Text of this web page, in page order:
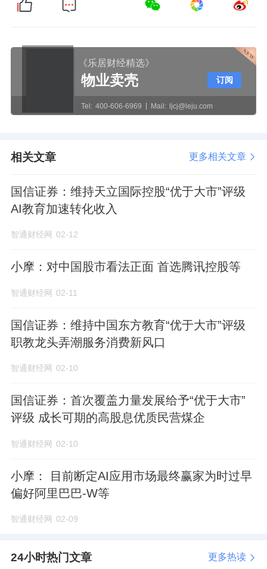
《乐居财经精选》
物业卖壳
Tel: 400-606-6969 Mail: ljcj@leju.com
订阅
相关文章 更多相关文章
国信证券：维持天立国际控股“优于大市”评级
AI教育加速转化收入
智通财经网 02-12
小摩：对中国股市看法正面 首选腾讯控股等
智通财经网 02-11
国信证券：维持中国东方教育“优于大市”评级
职教龙头弄潮服务消费新风口
智通财经网 02-10
国信证券：首次覆盖力量发展给予“优于大市”
评级 成长可期的高股息优质民营煤企
智通财经网 02-10
小摩： 目前断定AI应用市场最终赢家为时过早
偏好阿里巴巴-W等
智通财经网 02-09
24小时热门文章 更多热读